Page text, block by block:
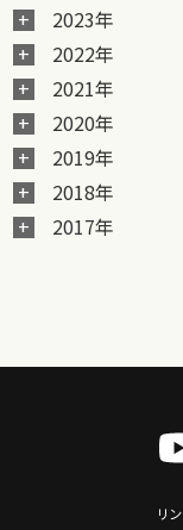
2023年
2022年
2021年
2020年
2019年
2018年
2017年
リ